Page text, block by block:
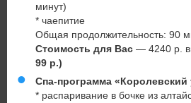
минут)
* чаепитие
Общая продолжительность: 90
Стоимость для Вас — 4240 р.
99 р.)
Спа-программа «Королевский
* распаривание в бочке из